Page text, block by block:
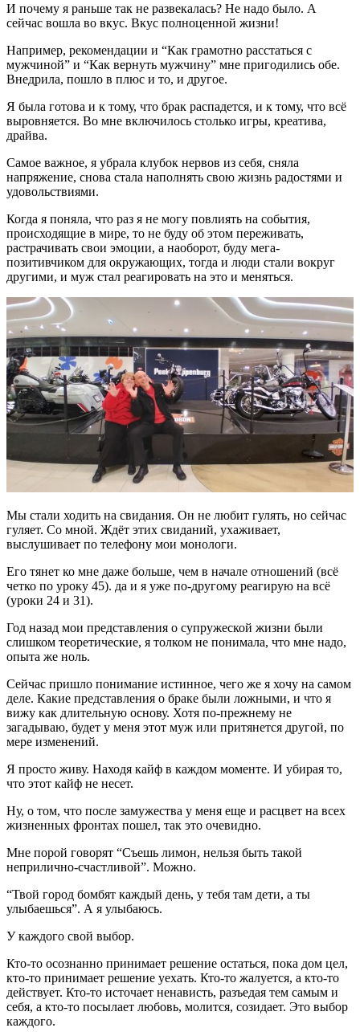
И почему я раньше так не развекалась? Не надо было. А
сейчас вошла во вкус. Вкус полноценной жизни!
Например, рекомендации и “Как грамотно расстаться с
мужчиной” и “Как вернуть мужчину” мне пригодились обе.
Внедрила, пошло в плюс и то, и другое.
Я была готова и к тому, что брак распадется, и к тому, что всё
выровняется. Во мне включилось столько игры, креатива,
драйва.
Самое важное, я убрала клубок нервов из себя, сняла
напряжение, снова стала наполнять свою жизнь радостями и
удовольствиями.
Когда я поняла, что раз я не могу повлиять на события,
происходящие в мире, то не буду об этом переживать,
растрачивать свои эмоции, а наоборот, буду мега-
позитивчиком для окружающих, тогда и люди стали вокруг
другими, и муж стал реагировать на это и меняться.
Мы стали ходить на свидания. Он не любит гулять, но сейчас
гуляет. Со мной. Ждёт этих свиданий, ухаживает,
выслушивает по телефону мои монологи.
Его тянет ко мне даже больше, чем в начале отношений (всё
четко по уроку 45). да и я уже по-другому реагирую на всё
(уроки 24 и 31).
Год назад мои представления о супружеской жизни были
слишком теоретические, я толком не понимала, что мне надо,
опыта же ноль.
Сейчас пришло понимание истинное, чего же я хочу на самом
деле. Какие представления о браке были ложными, и что я
вижу как длительную основу. Хотя по-прежнему не
загадываю, будет у меня этот муж или притянется другой, по
мере изменений.
Я просто живу. Находя кайф в каждом моменте. И убирая то,
что этот кайф не несет.
Ну, о том, что после замужества у меня еще и расцвет на всех
жизненных фронтах пошел, так это очевидно.
Мне порой говорят “Съешь лимон, нельзя быть такой
неприлично-счастливой”. Можно.
“Твой город бомбят каждый день, у тебя там дети, а ты
улыбаешься”. А я улыбаюсь.
У каждого свой выбор.
Кто-то осознанно принимает решение остаться, пока дом цел,
кто-то принимает решение уехать. Кто-то жалуется, а кто-то
действует. Кто-то источает ненависть, разъедая тем самым и
себя, а кто-то посылает любовь, молится, созидает. Это выбор
каждого.